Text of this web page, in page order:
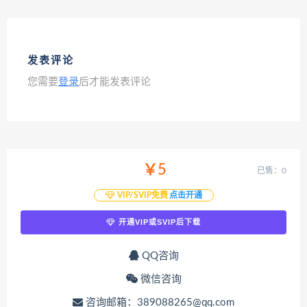
发表评论
您需要登录后才能发表评论
￥5
VIP/SVIP免费 点击开通
已售：0
开通VIP或SVIP后下载
QQ咨询
微信咨询
咨询邮箱：389088265@qq.com